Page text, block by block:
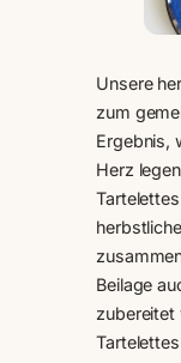
Unsere
zum
Ergebnis,
Herz
Beilage
zubereitet